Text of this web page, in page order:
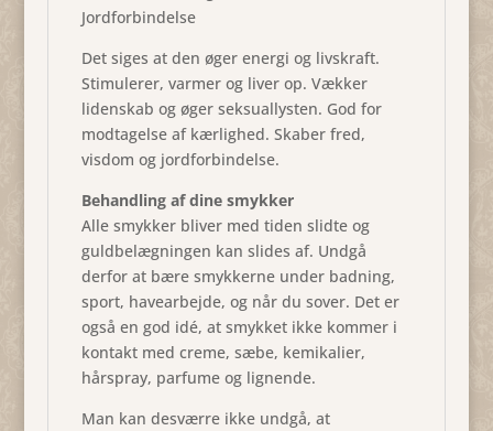
Jordforbindelse
Det siges at den øger energi og livskraft.
Stimulerer, varmer og liver op. Vækker
lidenskab og øger seksuallysten. God for
modtagelse af kærlighed. Skaber fred,
visdom og jordforbindelse.
Behandling af dine smykker
Alle smykker bliver med tiden slidte og
guldbelægningen kan slides af. Undgå
derfor at bære smykkerne under badning,
sport, havearbejde, og når du sover. Det er
også en god idé, at smykket ikke kommer i
kontakt med creme, sæbe, kemikalier,
hårspray, parfume og lignende.
Man kan desværre ikke undgå, at